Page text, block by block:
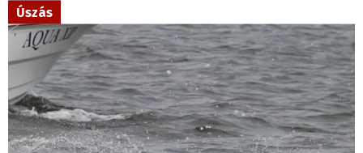
Úszás